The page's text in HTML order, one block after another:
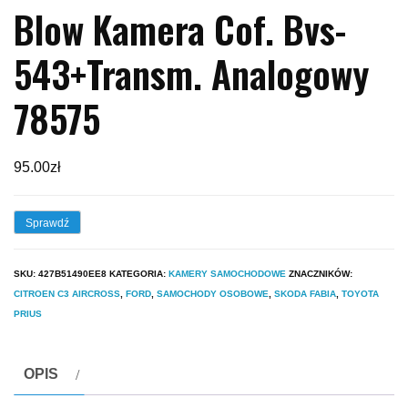
Blow Kamera Cof. Bvs-
543+Transm. Analogowy
78575
95.00zł
Sprawdź
SKU: 427B51490EE8 KATEGORIA: KAMERY SAMOCHODOWE ZNACZNIKÓW:
CITROEN C3 AIRCROSS FORD SAMOCHODY OSOBOWE SKODA FABIA TOYOTA
PRIUS
OPIS